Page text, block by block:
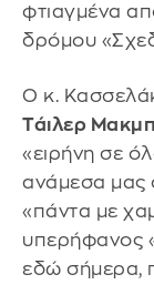
φτιαγμένα
δρόμου
Ο κ.
Τάιλερ
«ειρήνη σε
ανάμεσα μας
«πάντα με
υπερήφανος
εδώ σήμερα,